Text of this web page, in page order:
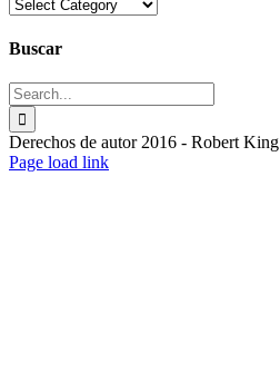
fin
Buscar
Search
for:
Derechos de autor 2016 - Robert King
Toggle
Page load link